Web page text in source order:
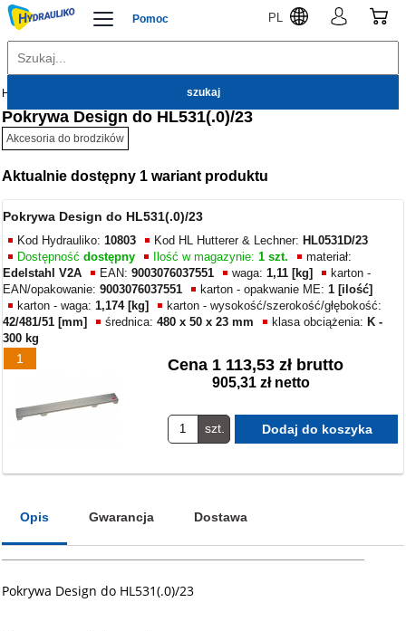
Pomoc PL
Hydrauliko Akcesoria do brodzików
Pokrywa Design do HL531(.0)/23
Akcesoria do brodzików
Aktualnie dostępny 1 wariant produktu
1
Pokrywa Design do HL531(.0)/23
Kod Hydrauliko:10803 Kod HL Hutterer & Lechner: HL0531D/23
Dostępnośćdostępny Ilość w magazynie:1 szt.
materiał:
Edelstahl V2A
EAN:9003076037551 waga:1,11 [kg]
karton -
EAN/opakowanie:9003076037551 karton - opakwanie ME:1 [ilość]
karton - waga:1,174 [kg]
karton - wysokość/szerokość/głębokość:
42/481/51 [mm]
średnica:480 x 50 x 23 mm klasa obciążenia: K -
300 kg
Cena 1 113,53 zł brutto
905,31 zł netto
szt.
Opis Gwarancja Dostawa
Pokrywa Design do HL531(.0)/23